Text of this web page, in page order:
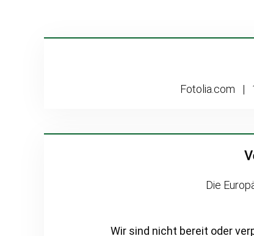
Fotolia.com |
Die
Wir sind nicht bereit oder